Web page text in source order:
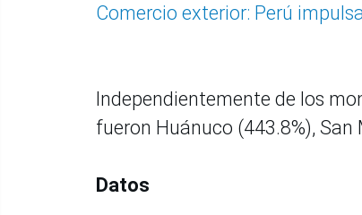
Comercio exterior: Perú
Independientemente de los
fueron Huánuco (443.8%), San
Datos